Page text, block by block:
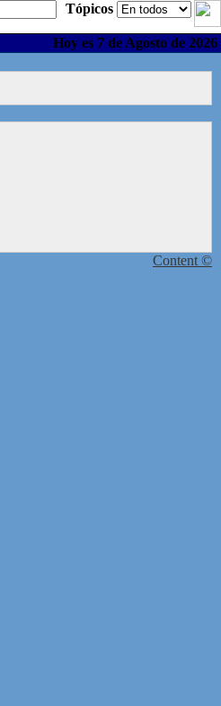
Tópicos
Hoy es 7 de Agosto de 2026
Content ©